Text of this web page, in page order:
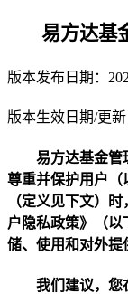
易方达基
版本发布日期：
版本生效日期/更新
易方达基金管
尊重并保护用户（
（定义见下文）
户隐私政策》（以
储、使用和对外提
我们建议，您